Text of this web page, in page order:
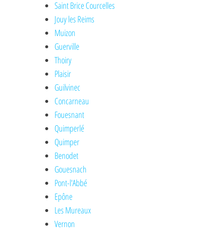
Saint Brice Courcelles
Jouy les Reims
Muizon
Guerville
Thoiry
Plaisir
Guilvinec
Concarneau
Fouesnant
Quimperlé
Quimper
Benodet
Gouesnach
Pont-l'Abbé
Epône
Les Mureaux
Vernon